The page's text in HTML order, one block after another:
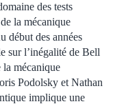
des tests
la mécanique
début des années
sur l’inégalité de Bell
mécanique
Podolsky et Nathan
implique une